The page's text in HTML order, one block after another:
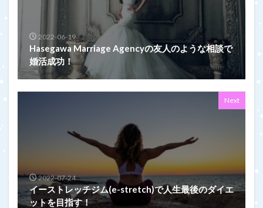
2022-06-19
Hasegawa Marriage Agencyの友人のような相談で
婚活成功！
Next
2022-07-24
イーストレッチジム(e-stretch)で人生最後のダイエ
ットを目指す！